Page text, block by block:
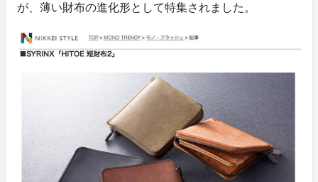
が、薄い財布の進化形として特集されました。